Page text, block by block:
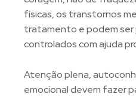
físicas, os transtornos
tratamento e podem ser
controlados com ajuda
Atenção plena,
emocional devem fazer